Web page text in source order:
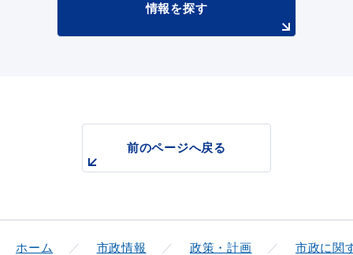
情報を探す
前のページへ戻る
ホーム 市政情報 政策・計画 市政に関